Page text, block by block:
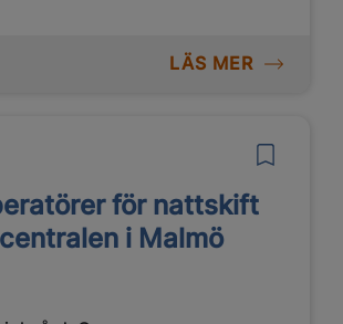
LÄS MER
för nattskift
i Malmö